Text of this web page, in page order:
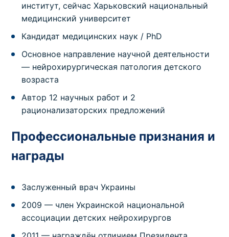
институт, сейчас Харьковский национальный
медицинский университет
Кандидат медицинских наук / PhD
Основное направление научной деятельности
— нейрохирургическая патология детского
возраста
Автор 12 научных работ и 2
рационализаторских предложений
Профессиональные признания и
награды
Заслуженный врач Украины
2009 — член Украинской национальной
ассоциации детских нейрохирургов